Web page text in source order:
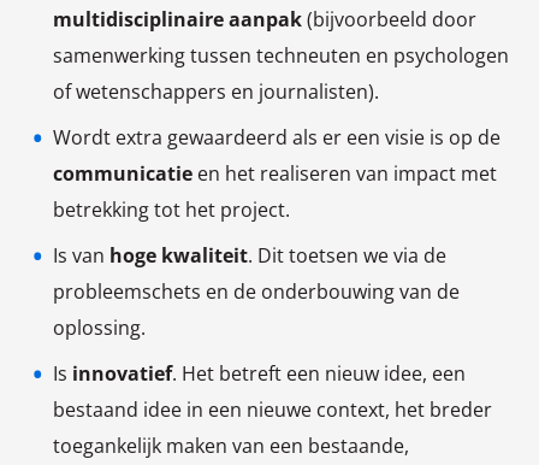
multidisciplinaire aanpak(bijvoorbeeld door
samenwerking tussen techneuten en psychologen
of wetenschappers en journalisten).
Wordt extra gewaardeerd als er een visie is op de
communicatie en het realiseren van impact met
betrekking tot het project.
Is van hoge kwaliteit. Dit toetsen we via de
probleemschets en de onderbouwing van de
oplossing.
Is innovatief. Het betreft een nieuw idee, een
bestaand idee in een nieuwe context, het breder
toegankelijk maken van een bestaande,